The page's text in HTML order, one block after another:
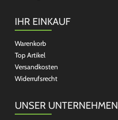
IHR EINKAUF
Warenkorb
Top Artikel
Versandkosten
Widerrufsrecht
UNSER UNTERNEHMEN